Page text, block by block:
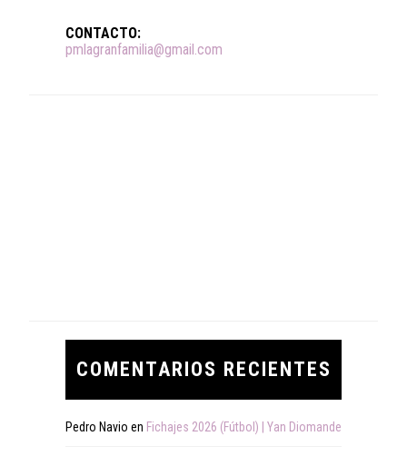
CONTACTO:
pmlagranfamilia@gmail.com
COMENTARIOS RECIENTES
Pedro Navio en Fichajes 2026 (Fútbol) | Yan Diomande